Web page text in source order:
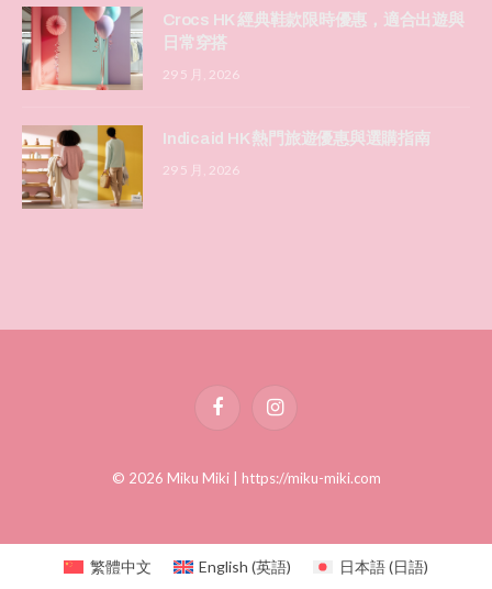
Crocs HK 經典鞋款限時優惠，適合出遊與
日常穿搭
29 5 月, 2026
Indicaid HK 熱門旅遊優惠與選購指南
29 5 月, 2026
FacebookInstagram
© 2026 Miku Miki | https://miku-miki.com
繁體中文 English (英語) 日本語(日語)